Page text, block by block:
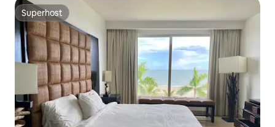
Superhost
Superhost